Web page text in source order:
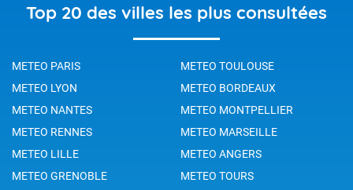
Top 20 des villes les plus consultées
METEO PARIS
METEO TOULOUSE
METEO LYON
METEO BORDEAUX
METEO NANTES
METEO MONTPELLIER
METEO RENNES
METEO MARSEILLE
METEO LILLE
METEO ANGERS
METEO GRENOBLE
METEO TOURS